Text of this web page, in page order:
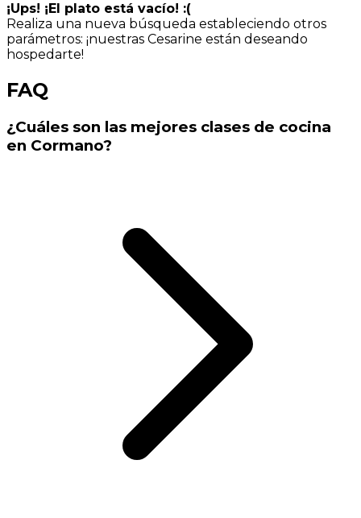
¡Ups! ¡El plato está vacío! :(
Realiza una nueva búsqueda estableciendo otros
parámetros: ¡nuestras Cesarine están deseando
hospedarte!
FAQ
¿Cuáles son las mejores clases de cocina
en Cormano?